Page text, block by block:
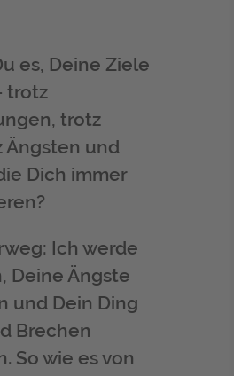
es, Deine Ziele
trotz
trotz
Ängsten und
Dich immer
Ich werde
Deine Ängste
und Dein Ding
Brechen
So wie es von